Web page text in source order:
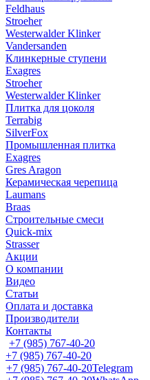
Feldhaus
Stroeher
Westerwalder Klinker
Vandersanden
Клинкерные ступени
Exagres
Stroeher
Westerwalder Klinker
Плитка для цоколя
Terrabig
SilverFox
Промышленная плитка
Exagres
Gres Aragon
Керамическая черепица
Laumans
Braas
Строительные смеси
Quick-mix
Strasser
Акции
О компании
Видео
Статьи
Оплата и доставка
Производители
Контакты
+7 (985) 767-40-20
+7 (985) 767-40-20
+7 (985) 767-40-20Telegram